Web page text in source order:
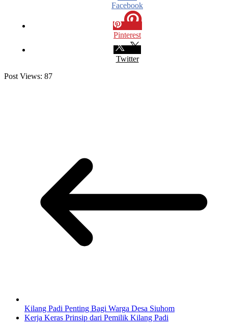
Facebook
Pinterest
Twitter
Post Views: 87
Kilang Padi Penting Bagi Warga Desa Siuhom
Kerja Keras Prinsip dari Pemilik Kilang Padi